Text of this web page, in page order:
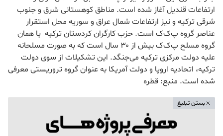
ارتفاعات قندیل آغاز شده است. مناطق کوهستانی شرق و جنوب
شرقی ترکیه و نیز ارتفاعات شمال عراق و سوریه محل استقرار
عناصر گروه پ‌ک‌ک است. حزب کارگران کردستان ترکیه یا همان
گروه مسلح پ‌ک‌ک بیش از ۳۰ سال است که به صورت مسلحانه
علیه دولت مرکزی ترکیه می‌جنگد. این تشکیلات از سوی دولت
ترکیه، اتحادیه اروپا و دولت آمریکا به عنوان گروه تروریستی معرفی
شده است. منبع: قطره
بستن تبلیغ